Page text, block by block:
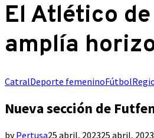
El Atlético
amplía
CatralDeporte femeninoFútbol
Nueva sección de
byPertusa25 abril, 202325 abril, 2023